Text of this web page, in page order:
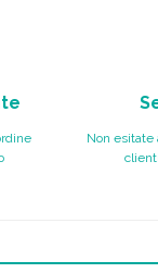
Non esitate